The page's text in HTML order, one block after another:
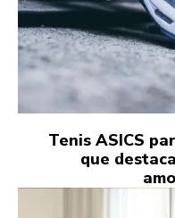
Tenis ASICS
que